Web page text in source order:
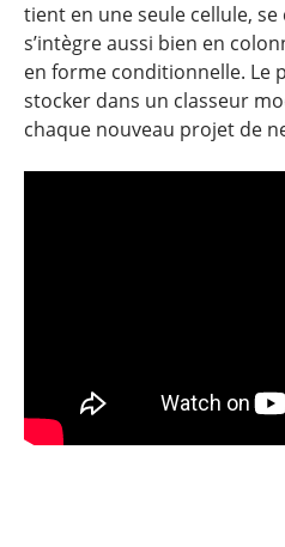
tient en une seule cellule,
s’intègre aussi bien en
en forme conditionnelle. Le
stocker dans un classeur
chaque nouveau projet de